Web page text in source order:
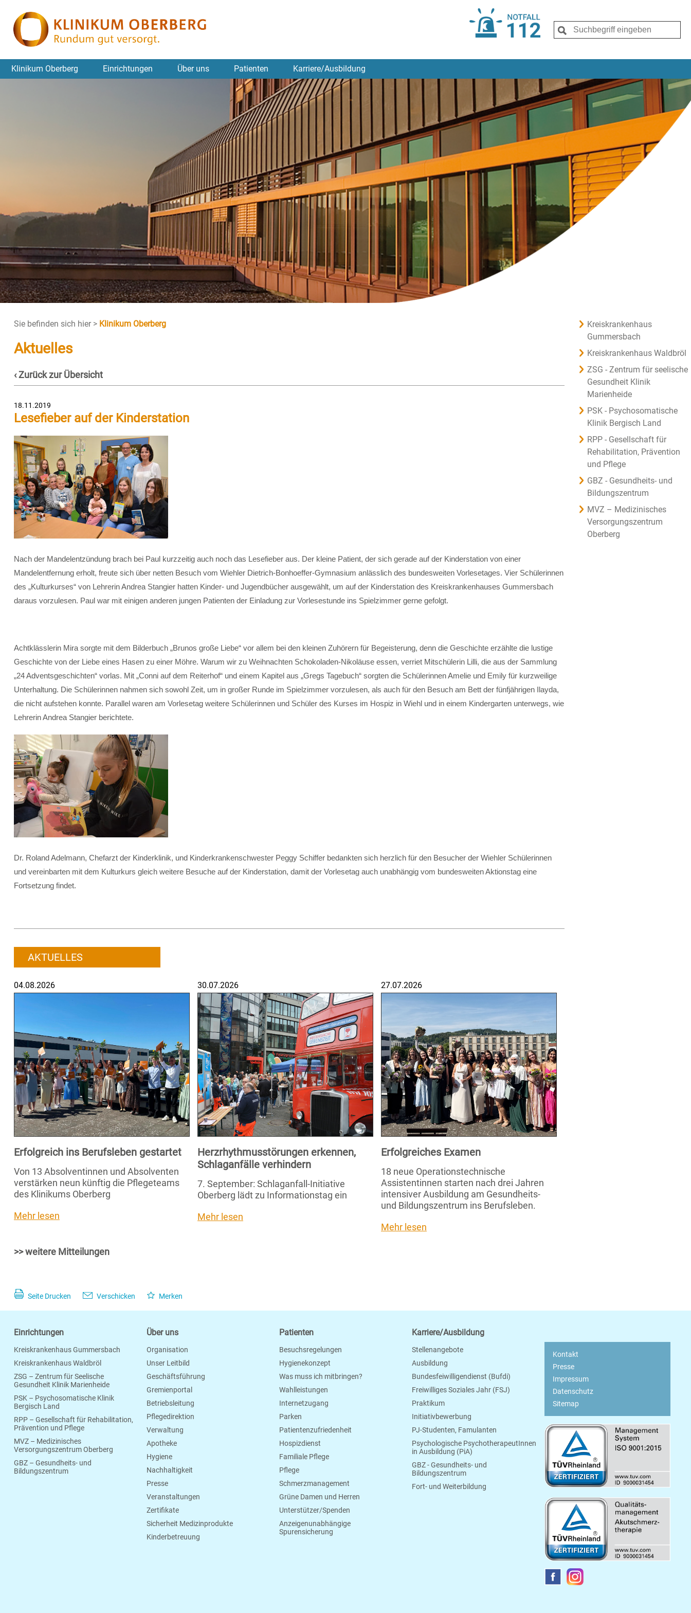
Klinikum Oberberg Einrichtungen Über uns Patienten Karriere/Ausbildung
Sie befinden sich hier > Klinikum Oberberg
Aktuelles
‹ Zurück zur Übersicht
18.11.2019
Lesefieber auf der Kinderstation
Nach der Mandelentzündung brach bei Paul kurzzeitig auch noch das Lesefieber aus. Der kleine Patient, der sich gerade auf der Kinderstation von einer
Mandelentfernung erholt, freute sich über netten Besuch vom Wiehler Dietrich-Bonhoeffer-Gymnasium anlässlich des bundesweiten Vorlesetages. Vier Schülerinnen
des „Kulturkurses“ von Lehrerin Andrea Stangier hatten Kinder- und Jugendbücher ausgewählt, um auf der Kinderstation des Kreiskrankenhauses Gummersbach
daraus vorzulesen. Paul war mit einigen anderen jungen Patienten der Einladung zur Vorlesestunde ins Spielzimmer gerne gefolgt.
Achtklässlerin Mira sorgte mit dem Bilderbuch „Brunos große Liebe“ vor allem bei den kleinen Zuhörern für Begeisterung, denn die Geschichte erzählte die lustige
Geschichte von der Liebe eines Hasen zu einer Möhre. Warum wir zu Weihnachten Schokoladen-Nikoläuse essen, verriet Mitschülerin Lilli, die aus der Sammlung
„24 Adventsgeschichten“ vorlas. Mit „Conni auf dem Reiterhof“ und einem Kapitel aus „Gregs Tagebuch“ sorgten die Schülerinnen Amelie und Emily für kurzweilige
Unterhaltung. Die Schülerinnen nahmen sich sowohl Zeit, um in großer Runde im Spielzimmer vorzulesen, als auch für den Besuch am Bett der fünfjährigen Ilayda,
die nicht aufstehen konnte. Parallel waren am Vorlesetag weitere Schülerinnen und Schüler des Kurses im Hospiz in Wiehl und in einem Kindergarten unterwegs, wie
Lehrerin Andrea Stangier berichtete.
Dr. Roland Adelmann, Chefarzt der Kinderklinik, und Kinderkrankenschwester Peggy Schiffer bedankten sich herzlich für den Besucher der Wiehler Schülerinnen
und vereinbarten mit dem Kulturkurs gleich weitere Besuche auf der Kinderstation, damit der Vorlesetag auch unabhängig vom bundesweiten Aktionstag eine
Fortsetzung findet.
AKTUELLES
04.08.2026
Erfolgreich ins Berufsleben gestartet
Von 13 Absolventinnen und Absolventen
verstärken neun künftig die Pflegeteams
des Klinikums Oberberg
Mehr lesen
30.07.2026
Herzrhythmusstörungen erkennen,
Schlaganfälle verhindern
7. September: Schlaganfall-Initiative
Oberberg lädt zu Informationstag ein
Mehr lesen
27.07.2026
Erfolgreiches Examen
18 neue Operationstechnische
Assistentinnen starten nach drei Jahren
intensiver Ausbildung am Gesundheits-
und Bildungszentrum ins Berufsleben.
Mehr lesen
>> weitere Mitteilungen
Kreiskrankenhaus
Gummersbach
Kreiskrankenhaus Waldbröl
ZSG - Zentrum für seelische
Gesundheit Klinik
Marienheide
PSK - Psychosomatische
Klinik Bergisch Land
RPP - Gesellschaft für
Rehabilitation, Prävention
und Pflege
GBZ - Gesundheits- und
Bildungszentrum
MVZ – Medizinisches
Versorgungszentrum
Oberberg
Seite Drucken Verschicken Merken
Einrichtungen
Kreiskrankenhaus Gummersbach
Kreiskrankenhaus Waldbröl
ZSG – Zentrum für Seelische
Gesundheit Klinik Marienheide
PSK – Psychosomatische Klinik
Bergisch Land
RPP – Gesellschaft für Rehabilitation,
Prävention und Pflege
MVZ – Medizinisches
Versorgungszentrum Oberberg
GBZ – Gesundheits- und
Bildungszentrum
Über uns
Organisation
Unser Leitbild
Geschäftsführung
Gremienportal
Betriebsleitung
Pflegedirektion
Verwaltung
Apotheke
Hygiene
Nachhaltigkeit
Presse
Veranstaltungen
Zertifikate
Sicherheit Medizinprodukte
Kinderbetreuung
Patienten
Besuchsregelungen
Hygienekonzept
Was muss ich mitbringen?
Wahlleistungen
Internetzugang
Parken
Patientenzufriedenheit
Hospizdienst
Familiale Pflege
Pflege
Schmerzmanagement
Grüne Damen und Herren
Unterstützer/Spenden
Anzeigenunabhängige
Spurensicherung
Karriere/Ausbildung
Stellenangebote
Ausbildung
Bundesfeiwilligendienst (Bufdi)
Freiwilliges Soziales Jahr (FSJ)
Praktikum
Initiativbewerbung
PJ-Studenten, Famulanten
Psychologische PsychotherapeutInnen
in Ausbildung (PiA)
GBZ - Gesundheits- und
Bildungszentrum
Fort- und Weiterbildung
Kontakt
Presse
Impressum
Datenschutz
Sitemap